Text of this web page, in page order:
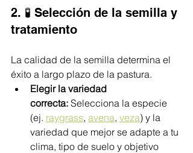
2. 🧪 Selección de la semilla y
tratamiento
La calidad de la semilla determina el
éxito a largo plazo de la pastura.
Elegir la variedad
correcta: Selecciona la especie
(ej. raygrass, avena, veza) y la
variedad que mejor se adapte a tu
clima, tipo de suelo y objetivo